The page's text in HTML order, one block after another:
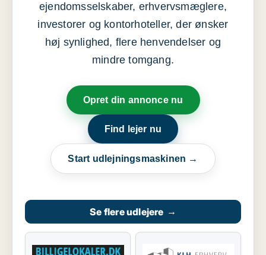
ejendomsselskaber, erhvervsmæglere,
investorer og kontorhoteller, der ønsker
høj synlighed, flere henvendelser og
mindre tomgang.
Opret din annonce nu
Find lejer nu
Start udlejningsmaskinen →
Se flere udlejere →